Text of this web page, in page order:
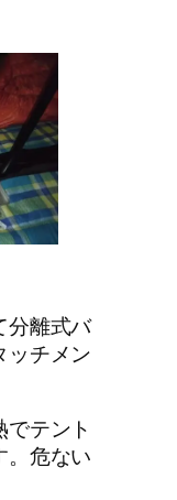
分離式バ
ッチメン
テント
。危ない